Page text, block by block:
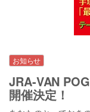
お知らせ
JRA-VAN
開催決定！